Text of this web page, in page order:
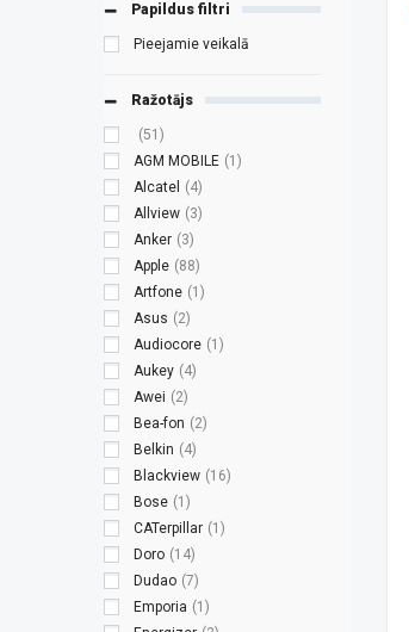
Papildus filtri
Pieejamie veikalā
Ražotājs
(51)
AGM MOBILE (1)
Alcatel (4)
Allview (3)
Anker (3)
Apple (88)
Artfone (1)
Asus (2)
Audiocore (1)
Aukey (4)
Awei (2)
Bea-fon (2)
Belkin (4)
Blackview (16)
Bose (1)
CATerpillar (1)
Doro (14)
Dudao (7)
Emporia (1)